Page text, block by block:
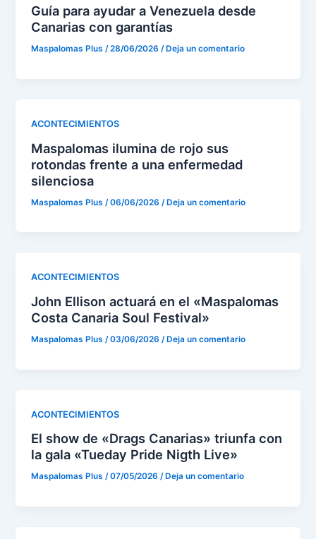
Guía para ayudar a Venezuela desde
Canarias con garantías
Maspalomas Plus/28/06/2026/ Deja un comentario
ACONTECIMIENTOS
Maspalomas ilumina de rojo sus
rotondas frente a una enfermedad
silenciosa
Maspalomas Plus /06/06/2026 /Deja un comentario
ACONTECIMIENTOS
John Ellison actuará en el «Maspalomas
Costa Canaria Soul Festival»
Maspalomas Plus/03/06/2026/Deja un comentario
ACONTECIMIENTOS
El show de «Drags Canarias» triunfa con
la gala «Tueday Pride Nigth Live»
Maspalomas Plus/07/05/2026/ Deja un comentario